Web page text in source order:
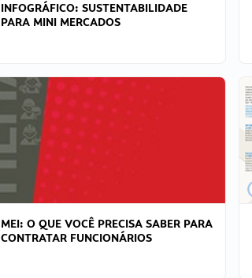
INFOGRÁFICO: SUSTENTABILIDADE
PARA MINI MERCADOS
MEI: O QUE VOCÊ PRECISA SABER PARA
CONTRATAR FUNCIONÁRIOS